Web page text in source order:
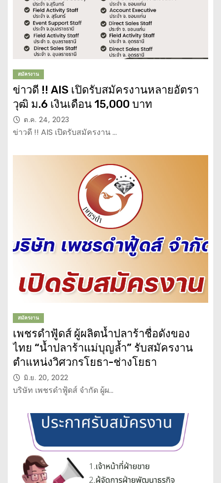
สมัครงาน
ข่าวดี !! AIS เปิดรับสมัครงานหลายอัตรา
วุฒิ ม.6 เงินเดือน 15,000 บาท
ต.ค. 24, 2023
ข่าวดี !! AIS เปิดรับสมัครงาน …
สมัครงาน
เพชรดำฟู้ดส์ ผู้ผลิตน้ำปลาร้าชื่อดังของ
ไทย “น้ำปลาร้าแม่บุญล้ำ” รับสมัครงาน
ตำแหน่งวิศวกรโยธา-ช่างโยธา
มิ.ย. 20, 2022
บริษัท เพชรดำฟู้ดส์ จำกัด ผู้ผ…